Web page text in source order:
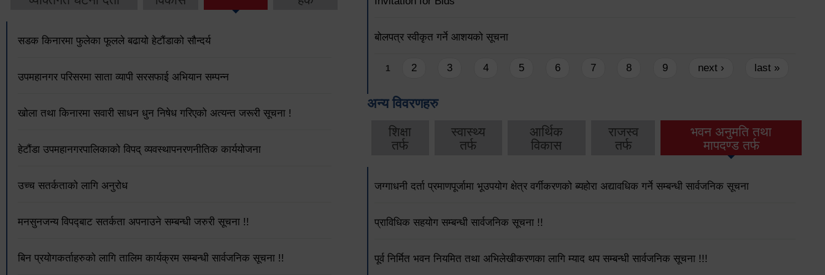
सडक किनारमा फुलेका फूलले बढायो हेटौंडाको सौन्दर्य
उपमहानगर परिसरमा साता व्यापी सरसफाई अभियान सम्पन्न
खोला तथा किनारमा सवारी साधन धुन निषेध गरिएको अत्यन्त जरूरी सूचना !
हेटौंडा उपमहानगरपालिकाको विपद् व्यवस्थापनरणनीतिक कार्ययोजना
उच्च सतर्कताको लागि अनुरोध
मनसुनजन्य विपद्‍बाट सतर्कता अपनाउने सम्बन्धी जरुरी सूचना !!
बिन प्रयोगकर्ताहरुको लागि तालिम कार्यक्रम सम्बन्धी सार्वजनिक सूचना !!
बोलपत्र स्वीकृत गर्ने आशयको सूचना
Pages
1 2 3 4 5 6 7 8 9 next › last »
अन्य विवरणहरु
शिक्षा
तर्फ
स्वास्थ्य
तर्फ
आर्थिक
विकास
राजस्व
तर्फ
भवन अनुमति तथा
मापदण्ड तर्फ
जग्गाधनी दर्ता प्रमाणपूर्जामा भूउपयोग क्षेत्र वर्गीकरणको ब्यहोरा अद्यावधिक गर्ने सम्बन्धी सार्वजनिक सूचना
प्राविधिक सहयोग सम्बन्धी सार्वजनिक सूचना !!
पूर्व निर्मित भवन नियमित तथा अभिलेखीकरणका लागि म्याद थप सम्बन्धी सार्वजनिक सूचना !!!